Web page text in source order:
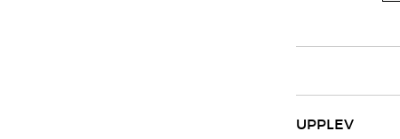
UPPLEV